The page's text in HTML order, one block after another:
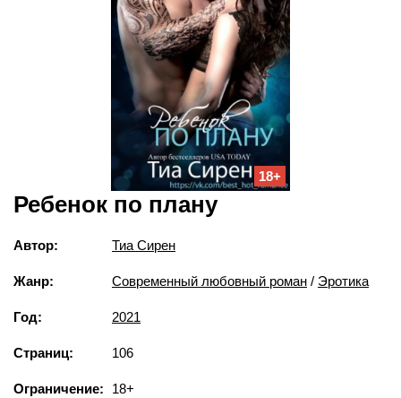
18+
Ребенок по плану
Автор: Тиа Сирен
Жанр: Современный любовный роман / Эротика
Год: 2021
Страниц: 106
Ограничение: 18+